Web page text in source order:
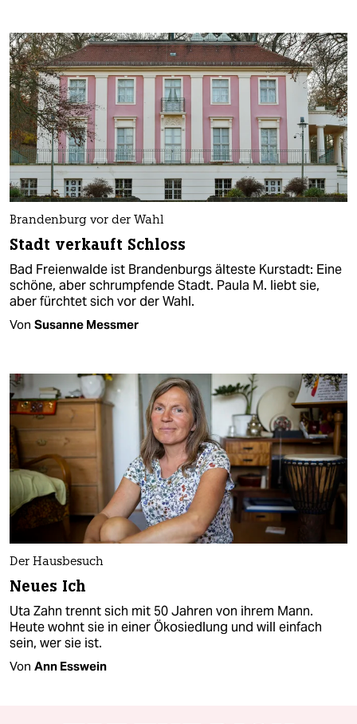
Brandenburg vor der Wahl
Stadt verkauft Schloss
Bad Freienwalde ist Brandenburgs älteste Kurstadt: Eine
schöne, aber schrumpfende Stadt. Paula M. liebt sie,
aber fürchtet sich vor der Wahl.
Von Susanne Messmer
Der Hausbesuch
Neues Ich
Uta Zahn trennt sich mit 50 Jahren von ihrem Mann.
Heute wohnt sie in einer Ökosiedlung und will einfach
sein, wer sie ist.
Von Ann Esswein